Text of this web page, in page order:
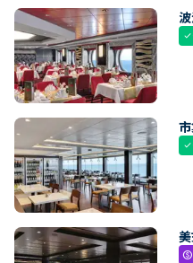
check
check
paid